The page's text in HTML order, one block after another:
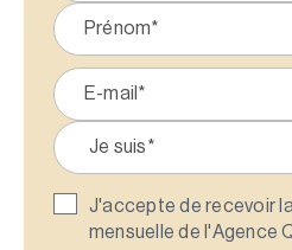
J'accepte de recevoir
mensuelle de l'Agence